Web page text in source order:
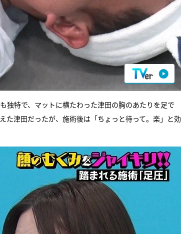
独特で、マットに横たわった津田の胸のあたりを足で
た津田だったが、施術後は「ちょっと待って。楽」と効